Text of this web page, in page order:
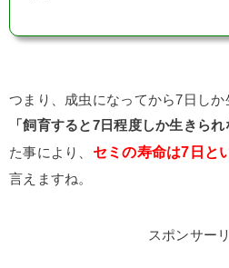
つまり、成虫になってから7日しか
「飼育すると7日程度しか生きられ
た事により、 セミの寿命は7日と
言えますね。
スポンサー